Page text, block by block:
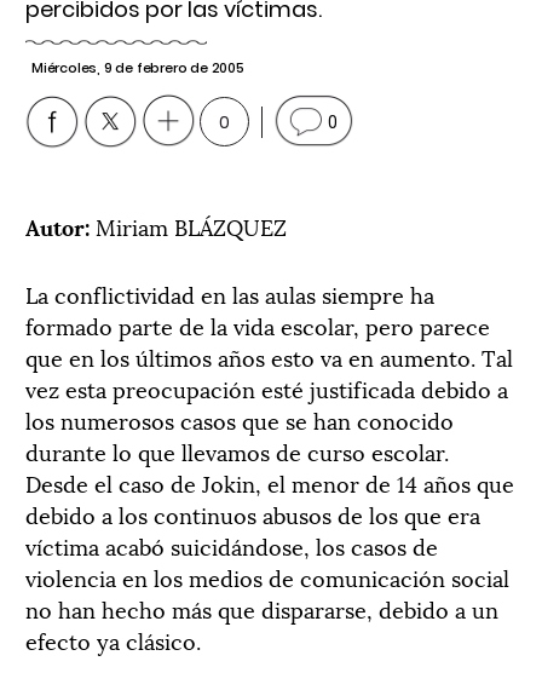
percibidos por las víctimas.
Miércoles, 9 de febrero de 2005
0 0
Autor: Miriam BLÁZQUEZ
La conflictividad en las aulas siempre ha
formado parte de la vida escolar, pero parece
que en los últimos años esto va en aumento. Tal
vez esta preocupación esté justificada debido a
los numerosos casos que se han conocido
durante lo que llevamos de curso escolar.
Desde el caso de Jokin, el menor de 14 años que
debido a los continuos abusos de los que era
víctima acabó suicidándose, los casos de
violencia en los medios de comunicación social
no han hecho más que dispararse, debido a un
efecto ya clásico.